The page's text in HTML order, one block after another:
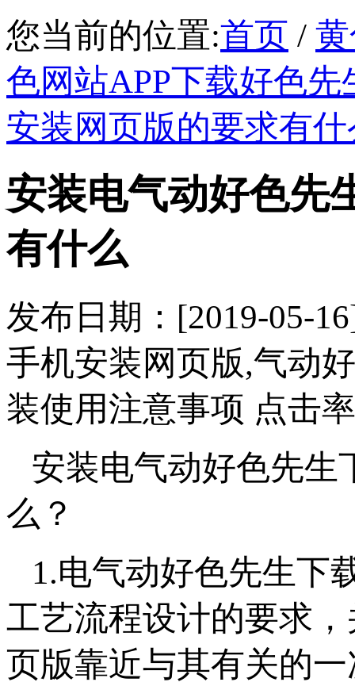
您当前的位置:首页 /
色网站APP下载好色先
安装网页版的要求有什
安装电气动好色先
有什么
发布日期：[2019-05-
手机安装网页版,气动
装使用注意事项 点击率
安装电气动好色先生
么？
1.电气动好色先生下
工艺流程设计的要求
页版靠近与其有关的一